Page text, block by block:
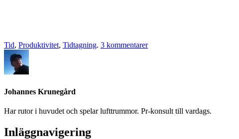
Tid, Produktivitet, Tidtagning. 3 kommentarer
Johannes Krunegård
Har rutor i huvudet och spelar lufttrummor. Pr-konsult till vardags.
Inläggnavigering